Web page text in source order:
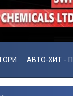
АВТО-ХИТ -